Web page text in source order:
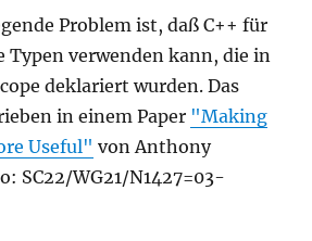
Problem ist, daß C++ für
Typen verwenden kann, die in
deklariert wurden. Das
in einem Paper "Making
Useful" von Anthony
SC22/WG21/N1427=03-